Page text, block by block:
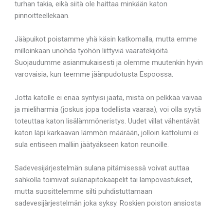
turhan takia, eikä siitä ole haittaa minkään katon
pinnoitteellekaan.
Jääpuikot poistamme yhä käsin katkomalla, mutta emme
milloinkaan unohda työhön liittyviä vaaratekijöitä.
Suojaudumme asianmukaisesti ja olemme muutenkin hyvin
varovaisia, kun teemme jäänpudotusta Espoossa.
Jotta katolle ei enää syntyisi jäätä, mistä on pelkkää vaivaa
ja mieliharmia (joskus jopa todellista vaaraa), voi olla syytä
toteuttaa katon lisälämmöneristys. Uudet villat vähentävät
katon läpi karkaavan lämmön määrään, jolloin kattolumi ei
sula entiseen malliin jäätyäkseen katon reunoille.
Sadevesijärjestelmän sulana pitämisessä voivat auttaa
sähköllä toimivat sulanapitokaapelit tai lämpövastukset,
mutta suosittelemme silti puhdistuttamaan
sadevesijärjestelmän joka syksy. Roskien poiston ansiosta